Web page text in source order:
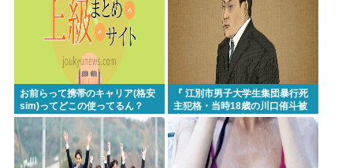
お前らって携帯のキャリア(格安
sim)ってどこの使ってるん？
『 江別市男子大学生集団暴行死
主犯格・当時18歳の川口侑斗被
告に無期懲役の判決』 昨日この
スレ立ってた？